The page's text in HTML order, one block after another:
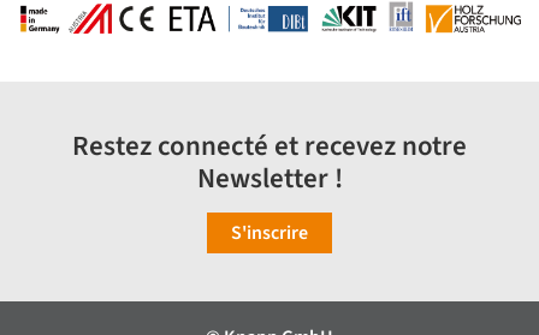
Restez connecté et recevez notre
Newsletter !
S'inscrire